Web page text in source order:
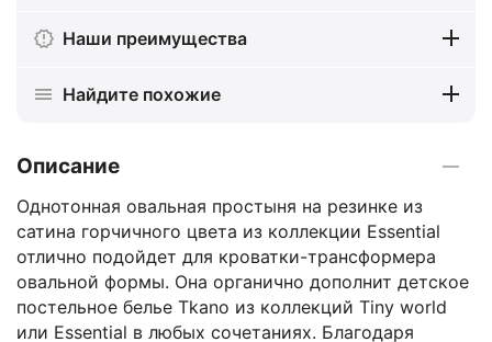
Наши преимущества
Найдите похожие
Описание
Однотонная овальная простыня на резинке из
сатина горчичного цвета из коллекции Essential
отлично подойдет для кроватки-трансформера
овальной формы. Она органично дополнит детское
постельное белье Tkano из коллекций Tiny world
или Essential в любых сочетаниях. Благодаря